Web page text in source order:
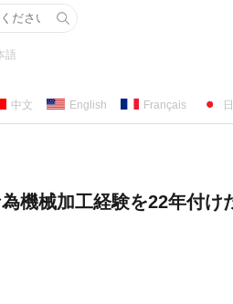
語
中文 English Français
機械加工経験を22年付け